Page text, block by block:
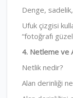
Denge,
Ufuk çizgisi
“fotoğrafı
4. Netleme ve
Netlik nedir?
Alan derinliği